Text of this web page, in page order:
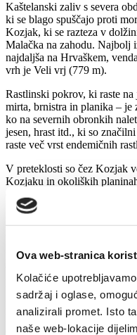
Ova web-stranica
Kolačiće
sadržaj i oglase,
analizirali promet. Isto
naše web-lokacije
Kaštelanski zaliv s severa
ki se blago spuščajo proti
Kozjak, ki se razteza v
Malačka na zahodu. Najbolj
najdaljša na Hrvaškem,
vrh je Veli vrj (779 m).
Rastlinski pokrov, ki raste
mirta, brnistra in planika – je
ko na severnih obronkih
jesen, hrast itd., ki so
raste več vrst endemičnih
V preteklosti so čez Kozjak
Kozjaku in okoliških
označenih planinskih poti,
planinarjenje. Skale
Po pobočjih Kozjaka poteka
priti tudi od vzhodnega do
Do vrhov kaštelanskih
Planinska pot »Koljevkom
dolžini 30 km se nahaja 19